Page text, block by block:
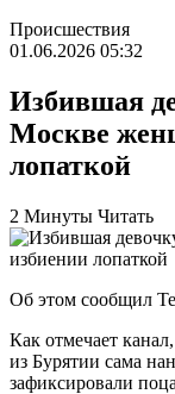
Происшествия
01.06.2026 05:32
Избившая
Москве
лопаткой
2 Минуты Читать
Об этом сообщил
Как отмечает
из Бурятии сама
зафиксировали